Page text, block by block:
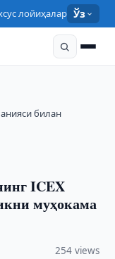
лойиҳалар Ўз
билан
ICEX
муҳокама
254 views